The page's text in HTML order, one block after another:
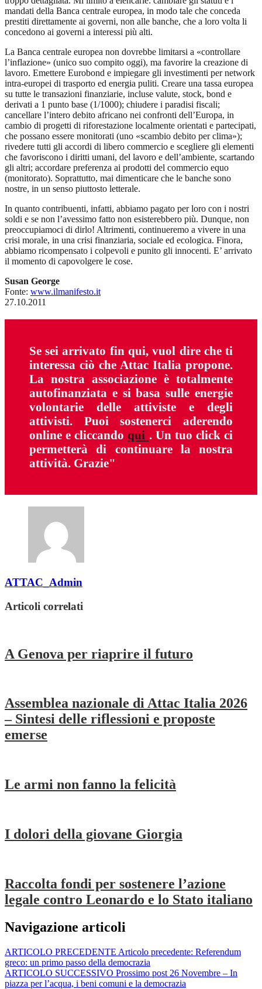
mandati della Banca centrale europea, in modo tale che conceda
prestiti direttamente ai governi, non alle banche, che a loro volta li
concedono ai governi a interessi più alti.
La Banca centrale europea non dovrebbe limitarsi a «controllare
l’inflazione» (unico suo compito oggi), ma favorire la creazione di
lavoro. Emettere Eurobond e impiegare gli investimenti per network
intra-europei di trasporto ed energia puliti. Creare una tassa europea
su tutte le transazioni finanziarie, incluse valute, stock, bond e
derivati a 1 punto base (1/1000); chiudere i paradisi fiscali;
cancellare l’intero debito africano nei confronti dell’Europa, in
cambio di progetti di riforestazione localmente orientati e partecipati,
che possano essere monitorati (uno «scambio debito per clima»);
rivedere tutti gli accordi di libero commercio e scegliere gli elementi
che favoriscono i diritti umani, del lavoro e dell’ambiente, scartando
gli altri; accordare preferenza ai prodotti del commercio equo
(monitorato). Soprattutto, mai dimenticare che le banche sono
nostre, in un senso piuttosto letterale.
In quanto contribuenti, infatti, abbiamo pagato per loro con i nostri
soldi e se non l’avessimo fatto non esisterebbero più. Dunque, non
preoccupiamoci di dirlo! Altrimenti, continueremo a vivere in una
crisi morale, in una crisi finanziaria, sociale ed ecologica. Finora,
abbiamo ricompensato i colpevoli e punito gli innocenti. E’ arrivato
il momento di capovolgere le cose.
Susan George
Fonte: www.ilmanifesto.it
27.10.2011
Se sei arrivato fin qui, vuol dire che ti
interessa ciò che Attac Italia propone.
La nostra associazione è totalmente
autofinanziata e si basa sulle energie
volontarie delle attiviste e degli
attivisti. Puoi sostenerci aderendo
online e cliccandoqui . Un tuo click ci
permetterà di continuare la nostra
attività. Grazie"
ATTAC_Admin
Articoli correlati
A Genova per riaprire il futuro
Assemblea nazionale di Attac Italia 2026
– Sintesi delle riflessioni e proposte
emerse
Le armi non fanno la felicità
I dolori della giovane Giorgia
Raccolta fondi per sostenere l’azione
legale contro Leonardo e lo Stato italiano
Navigazione articoli
ARTICOLO PRECEDENTE Articolo precedente: Referendum
greco: un primo passo della democrazia
ARTICOLO SUCCESSIVO Prossimo post 26 Novembre – In
piazza per l’acqua, i beni comuni e la democrazia